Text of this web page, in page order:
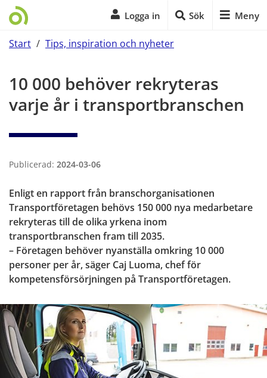
Logga in Sök Meny
Start / Tips, inspiration och nyheter
10 000 behöver rekryteras
varje år i transportbranschen
Publicerad: 2024-03-06
Enligt en rapport från branschorganisationen
Transportföretagen behövs 150 000 nya medarbetare
rekryteras till de olika yrkena inom
transportbranschen fram till 2035.
– Företagen behöver nyanställa omkring 10 000
personer per år, säger Caj Luoma, chef för
kompetensförsörjningen på Transportföretagen.